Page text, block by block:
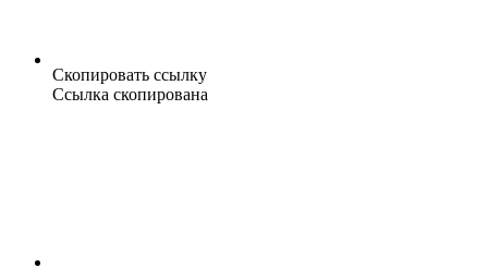
Скопировать ссылку
Ссылка скопирована